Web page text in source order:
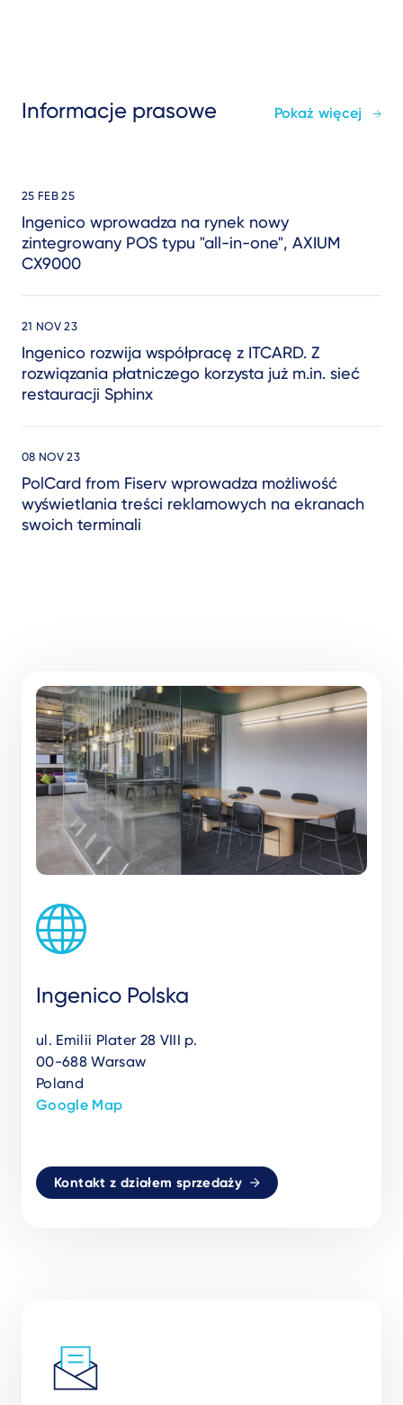
Informacje prasowe Pokaż więcej
25 FEB 25
Ingenico wprowadza na rynek nowy
zintegrowany POS typu "all-in-one", AXIUM
CX9000
21 NOV 23
Ingenico rozwija współpracę z ITCARD. Z
rozwiązania płatniczego korzysta już m.in. sieć
restauracji Sphinx
08 NOV 23
PolCard from Fiserv wprowadza możliwość
wyświetlania treści reklamowych na ekranach
swoich terminali
Ingenico Polska
ul. Emilii Plater 28 VIII p.
00-688 Warsaw
Poland
Google Map
Kontakt z działem sprzedaży